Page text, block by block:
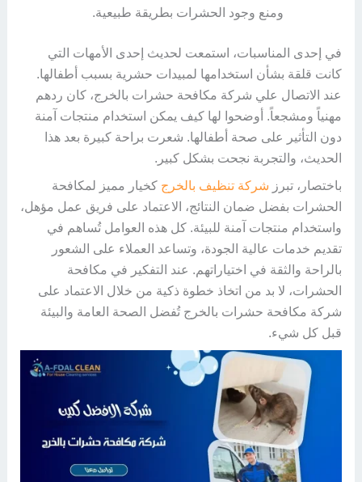
ومنع وجود الحشرات بطريقة طبيعية.
في إحدى المناسبات، استمعت لحديث إحدى الأمهات التي
كانت قلقة بشأن استخدامها لمبيدات حشرية بسبب أطفالها.
عند الاتصال علي شركة مكافحة حشرات بالخرج، كان ردهم
مهنياً ومشجعاً. أوضحوا لها كيف يمكن استخدام منتجات آمنة
دون التأثير على صحة أطفالها. شعرت براحة كبيرة بعد هذا
الحديث، والتجربة نجحت بشكل كبير.
باختصار، تبرز شركة تنظيف بالخرج كخيار مميز لمكافحة
الحشرات بفضل ضمان النتائج، الاعتماد على فريق عمل مؤهل،
واستخدام منتجات آمنة للبيئة. كل هذه العوامل تُساهم في
تقديم خدمات عالية الجودة، وتساعد العملاء على الشعور
بالراحة والثقة في اختياراتهم. عند التفكير في مكافحة
الحشرات، لا بد من اتخاذ خطوة ذكية من خلال الاعتماد على
شركة مكافحة حشرات بالخرج تُفضل الصحة العامة والبيئة
قبل كل شيء.